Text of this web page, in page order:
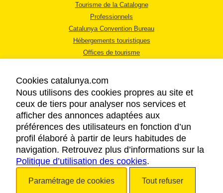
Tourisme de la Catalogne
Professionnels
Catalunya Convention Bureau
Hébergements touristiques
Offices de tourisme
MENTIONS LÉGALES
RÈGLES DE CONFIDENTIALITÉ
COOKIES
ACCESSIBILITÉ
Cookies catalunya.com
Nous utilisons des cookies propres au site et
ceux de tiers pour analyser nos services et
afficher des annonces adaptées aux
préférences des utilisateurs en fonction d’un
profil élaboré à partir de leurs habitudes de
navigation. Retrouvez plus d’informations sur la
Politique d’utilisation des cookies.
Paramétrage de cookies Tout refuser